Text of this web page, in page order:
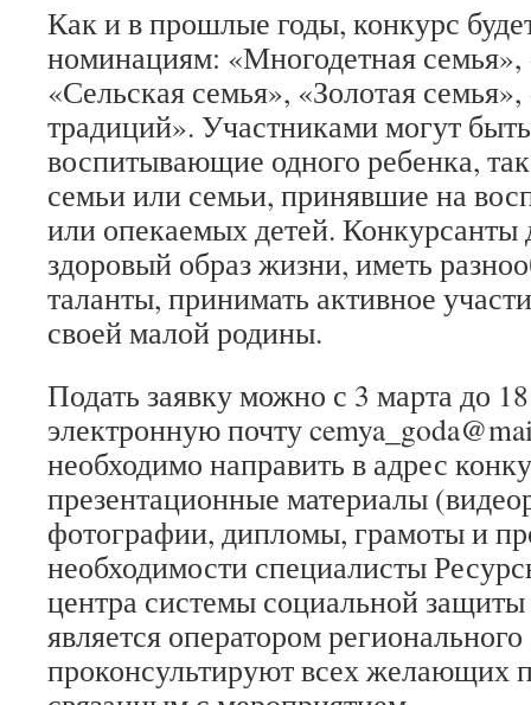
Как и в прошлые годы, конкурс
номинациям: «Многодетная
«Сельская семья», «Золотая
традиций». Участниками могут
воспитывающие одного ребенка,
семьи или семьи, принявшие на
или опекаемых детей.
здоровый образ жизни, иметь
таланты, принимать активное
своей малой родины.
Подать заявку можно с 3 марта до
электронную почту
необходимо направить в адрес
презентационные материалы
фотографии, дипломы, грамоты и
необходимости специалисты
центра системы социальной
является оператором
проконсультируют всех желающих